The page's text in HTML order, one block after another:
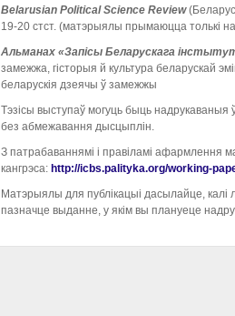
Belarusian Political Science Review
19-20 стст. (матэрыялы прымаюцца толькі
Альманах «Запісы Беларускага
замежжа, гісторыя й культура беларускай
беларускія дзеячы ў замежжы
Тэзісы выступаў могуць быць надрукаваныя
без абмежавання дысцыплін.
З патрабаваннямі і правіламі афармлення
кангрэса: http://icbs.palityka.org/working-
Матэрыялы для публікацыі дасылайце, калі
пазначце выданне, у якім вы плануеце